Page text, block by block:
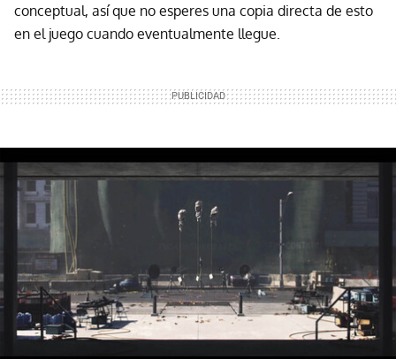
conceptual, así que no esperes una copia directa de esto
en el juego cuando eventualmente llegue.